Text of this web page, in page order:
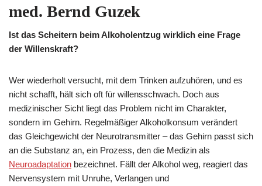
med. Bernd Guzek
Ist das Scheitern beim Alkoholentzug wirklich eine Frage
der Willenskraft?
Wer wiederholt versucht, mit dem Trinken aufzuhören, und es
nicht schafft, hält sich oft für willensschwach. Doch aus
medizinischer Sicht liegt das Problem nicht im Charakter,
sondern im Gehirn. Regelmäßiger Alkoholkonsum verändert
das Gleichgewicht der Neurotransmitter – das Gehirn passt sich
an die Substanz an, ein Prozess, den die Medizin als
Neuroadaptation bezeichnet. Fällt der Alkohol weg, reagiert das
Nervensystem mit Unruhe, Verlangen und